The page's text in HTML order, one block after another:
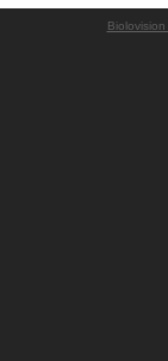
Biolovision